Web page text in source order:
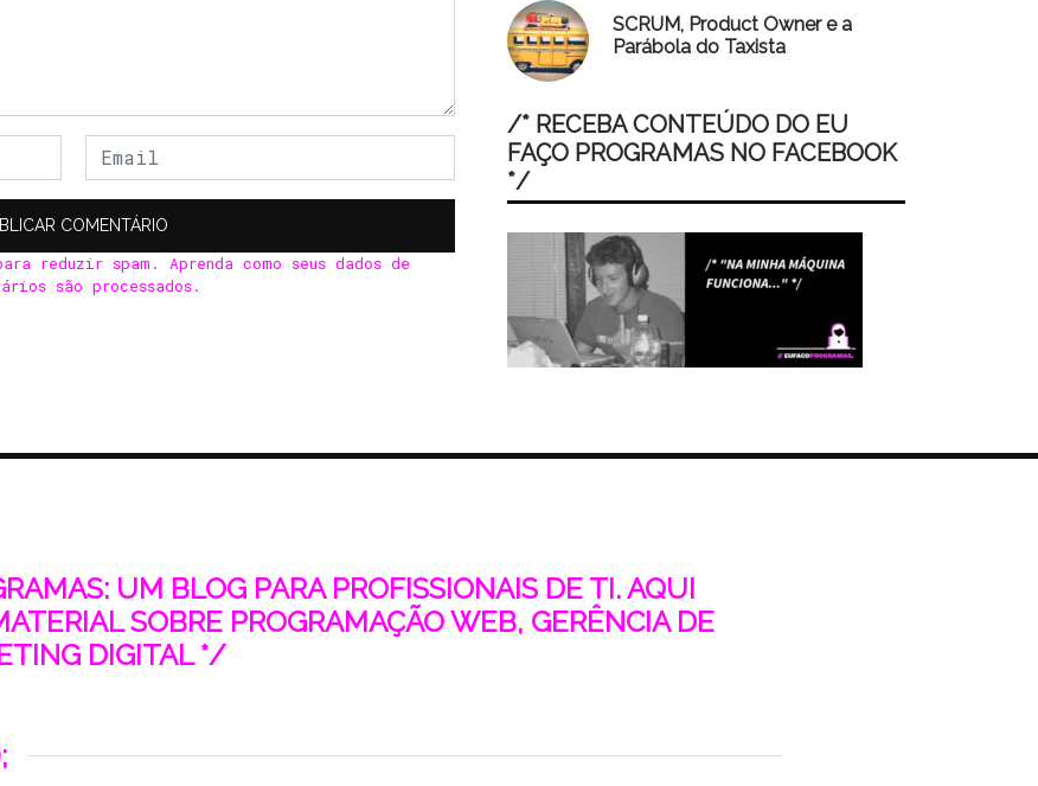
reduzir spam. Aprenda como seus dados de
são processados.
SCRUM, Product Owner e a
Parábola do Taxista
/* RECEBA CONTEÚDO DO EU
FAÇO PROGRAMAS NO FACEBOOK
*/
UM BLOG PARA PROFISSIONAIS DE TI. AQUI
SOBRE PROGRAMAÇÃO WEB, GERÊNCIA DE
DIGITAL */